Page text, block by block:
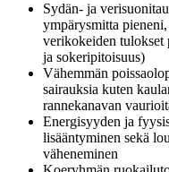
Sydän- ja
ympärysmitta
verikokeiden tulokset
ja sokeripitoisuus)
Vähemmän
sairauksia kuten
rannekanavan
Energisyyden ja
lisääntyminen sekä
väheneminen